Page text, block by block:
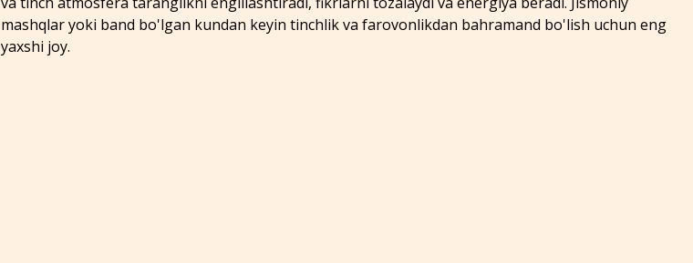
mashqlar yoki band bo'lgan kundan keyin tinchlik va farovonlikdan bahramand bo'lish uchun eng
yaxshi joy.